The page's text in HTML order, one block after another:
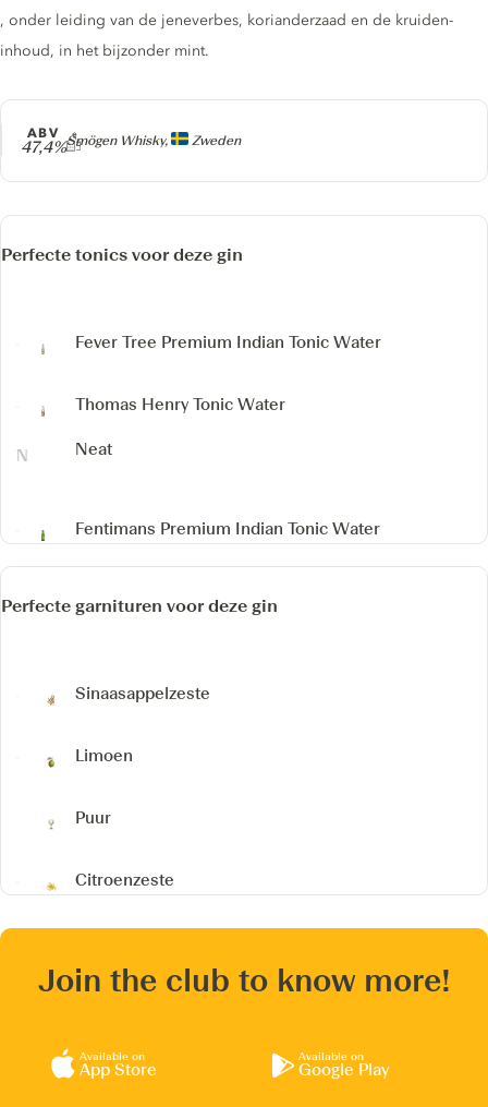
Producer
Smögen Whisky, Zweden
ABV
47,4%
, onder leiding van de jeneverbes, korianderzaad en de kruiden-
inhoud, in het bijzonder mint.
Perfecte tonics voor deze gin
Fever Tree Premium Indian Tonic Water
Thomas Henry Tonic Water
Neat
Fentimans Premium Indian Tonic Water
Perfecte garnituren voor deze gin
Sinaasappelzeste
Limoen
Puur
Citroenzeste
Join the club to know more!
Available on
App Store
Available on
Google Play